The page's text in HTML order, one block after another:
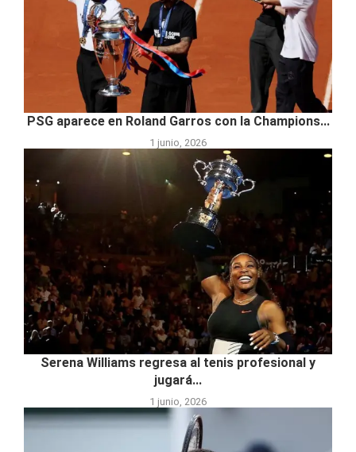
PSG aparece en Roland Garros con la Champions...
1 junio, 2026
Serena Williams regresa al tenis profesional y
jugará...
1 junio, 2026